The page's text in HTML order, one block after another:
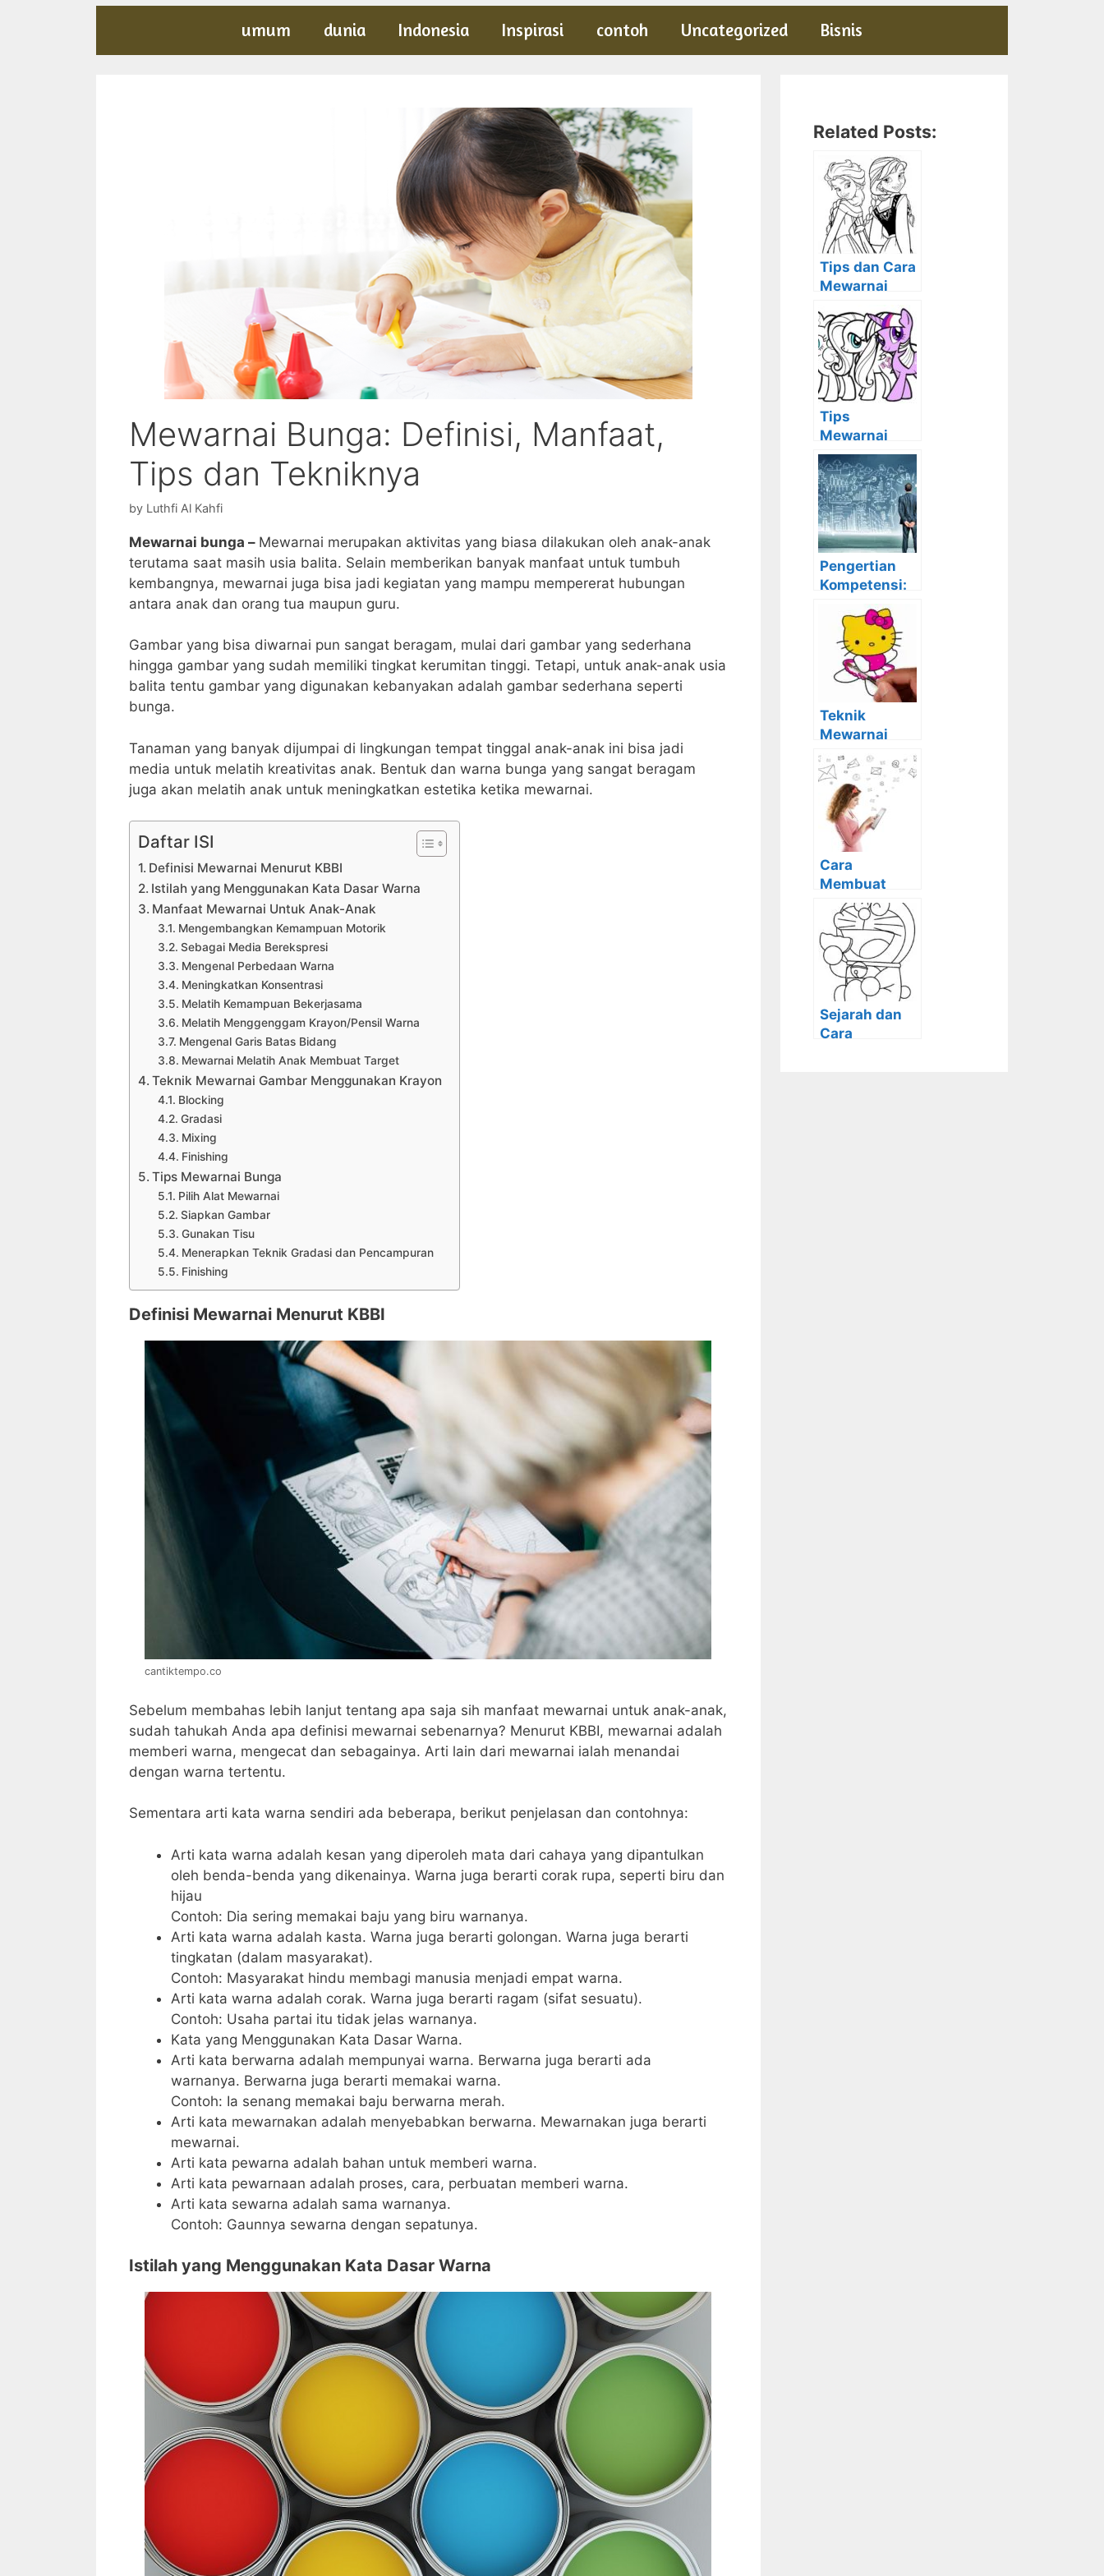
umum dunia Indonesia Inspirasi contoh Uncategorized Bisnis
Mewarnai Bunga: Definisi, Manfaat,
Tips dan Tekniknya
by Luthfi Al Kahfi
Mewarnai bunga – Mewarnai merupakan aktivitas yang biasa dilakukan oleh anak-anak
terutama saat masih usia balita. Selain memberikan banyak manfaat untuk tumbuh
kembangnya, mewarnai juga bisa jadi kegiatan yang mampu mempererat hubungan
antara anak dan orang tua maupun guru.
Gambar yang bisa diwarnai pun sangat beragam, mulai dari gambar yang sederhana
hingga gambar yang sudah memiliki tingkat kerumitan tinggi. Tetapi, untuk anak-anak usia
balita tentu gambar yang digunakan kebanyakan adalah gambar sederhana seperti
bunga.
Tanaman yang banyak dijumpai di lingkungan tempat tinggal anak-anak ini bisa jadi
media untuk melatih kreativitas anak. Bentuk dan warna bunga yang sangat beragam
juga akan melatih anak untuk meningkatkan estetika ketika mewarnai.
Daftar ISI
Definisi Mewarnai Menurut KBBI
Istilah yang Menggunakan Kata Dasar Warna
Manfaat Mewarnai Untuk Anak-Anak
Mengembangkan Kemampuan Motorik
Sebagai Media Berekspresi
Mengenal Perbedaan Warna
Meningkatkan Konsentrasi
Melatih Kemampuan Bekerjasama
Melatih Menggenggam Krayon/Pensil Warna
Mengenal Garis Batas Bidang
Mewarnai Melatih Anak Membuat Target
Teknik Mewarnai Gambar Menggunakan Krayon
Blocking
Gradasi
Mixing
Finishing
Tips Mewarnai Bunga
Pilih Alat Mewarnai
Siapkan Gambar
Gunakan Tisu
Menerapkan Teknik Gradasi dan Pencampuran
Finishing
Definisi Mewarnai Menurut KBBI
cantiktempo.co
Sebelum membahas lebih lanjut tentang apa saja sih manfaat mewarnai untuk anak-anak,
sudah tahukah Anda apa definisi mewarnai sebenarnya? Menurut KBBI, mewarnai adalah
memberi warna, mengecat dan sebagainya. Arti lain dari mewarnai ialah menandai
dengan warna tertentu.
Sementara arti kata warna sendiri ada beberapa, berikut penjelasan dan contohnya:
Arti kata warna adalah kesan yang diperoleh mata dari cahaya yang dipantulkan
oleh benda-benda yang dikenainya. Warna juga berarti corak rupa, seperti biru dan
hijau
Contoh: Dia sering memakai baju yang biru warnanya.
Arti kata warna adalah kasta. Warna juga berarti golongan. Warna juga berarti
tingkatan (dalam masyarakat).
Contoh: Masyarakat hindu membagi manusia menjadi empat warna.
Arti kata warna adalah corak. Warna juga berarti ragam (sifat sesuatu).
Contoh: Usaha partai itu tidak jelas warnanya.
Kata yang Menggunakan Kata Dasar Warna.
Arti kata berwarna adalah mempunyai warna. Berwarna juga berarti ada
warnanya. Berwarna juga berarti memakai warna.
Contoh: Ia senang memakai baju berwarna merah.
Arti kata mewarnakan adalah menyebabkan berwarna. Mewarnakan juga berarti
mewarnai.
Arti kata pewarna adalah bahan untuk memberi warna.
Arti kata pewarnaan adalah proses, cara, perbuatan memberi warna.
Arti kata sewarna adalah sama warnanya.
Contoh: Gaunnya sewarna dengan sepatunya.
Istilah yang Menggunakan Kata Dasar Warna
Related Posts:
Tips dan Cara
Mewarnai
beserta
Contoh
Gambarnya
Tips
Mewarnai
Kuda Poni
Beserta
Contoh
Gambarnya
Pengertian
Kompetensi:
Definisi,
Jenis,
Karakteristik,
Manfaat dan
Contoh
Teknik
Mewarnai
Hello Kitty
dengan
Crayon,
Pensil Warna
dan Cat Air
Cara
Membuat
Email:
Manfaat,
Kelebihan dan
Tips
Menggunaka
nnya
Sejarah dan
Cara